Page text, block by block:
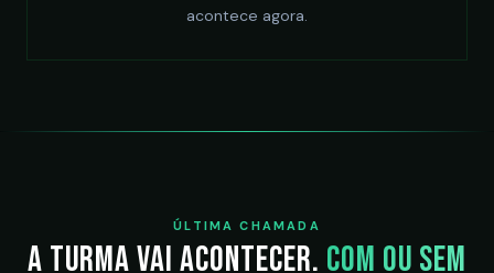
acontece agora.
ÚLTIMA CHAMADA
A turma vai acontecer. Com ou sem